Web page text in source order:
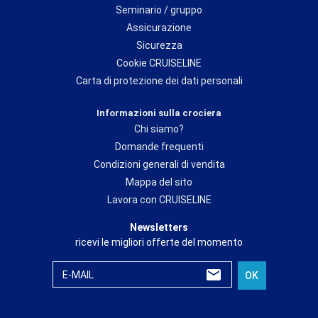
Seminario / gruppo
Assicurazione
Sicurezza
Cookie CRUISELINE
Carta di protezione dei dati personali
Informazioni sulla crociera
Chi siamo?
Domande frequenti
Condizioni generali di vendita
Mappa del sito
Lavora con CRUISELINE
Newsletters
ricevi le migliori offerte del momento
E-MAIL OK